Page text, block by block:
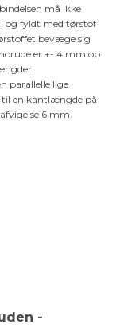
må ikke
og fyldt med tørstof
bevæge sig
er +- 4 mm op
parallelle lige
til en kantlængde på
6 mm.
-